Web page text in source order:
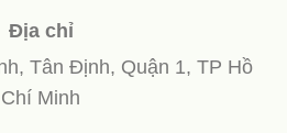
Địa chỉ
Tân Định, Quận 1, TP Hồ
Chí Minh